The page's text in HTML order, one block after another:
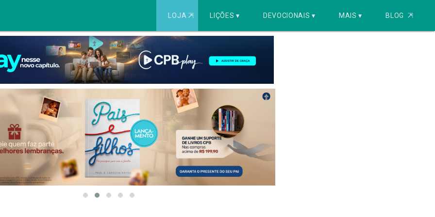
LOJA ⇱ LIÇÕES ▾ DEVOCIONAIS ▾ MAIS ▾ BLOG ⇱